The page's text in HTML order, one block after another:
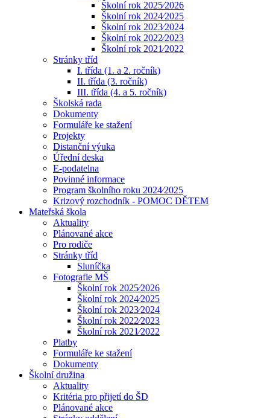
Školní rok 2025⁄2026
Školní rok 2024⁄2025
Školní rok 2023⁄2024
Školní rok 2022⁄2023
Školní rok 2021⁄2022
Stránky tříd
I. třída (1. a 2. ročník)
II. třída (3. ročník)
III. třída (4. a 5. ročník)
Školská rada
Dokumenty
Formuláře ke stažení
Projekty
Distanční výuka
Úřední deska
E-podatelna
Povinné informace
Program školního roku 2024⁄2025
Krizový rozchodník - POMOC DĚTEM
Mateřská škola
Aktuality
Plánované akce
Pro rodiče
Stránky tříd
Sluníčka
Fotografie MŠ
Školní rok 2025⁄2026
Školní rok 2024⁄2025
Školní rok 2023⁄2024
Školní rok 2022⁄2023
Školní rok 2021⁄2022
Platby
Formuláře ke stažení
Dokumenty
Školní družina
Aktuality
Kritéria pro přijetí do ŠD
Plánované akce